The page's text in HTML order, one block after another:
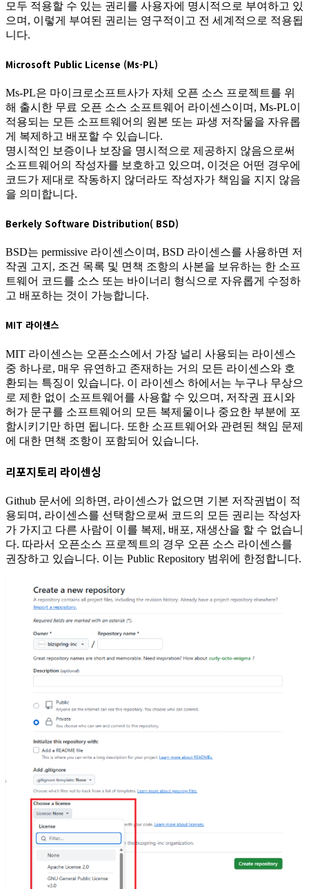
모두 적용할 수 있는 권리를 사용자에 명시적으로 부여하고 있
으며, 이렇게 부여된 권리는 영구적이고 전 세계적으로 적용됩
니다.
Microsoft Public License (Ms-PL)
Ms-PL은 마이크로소프트사가 자체 오픈 소스 프로젝트를 위
해 출시한 무료 오픈 소스 소프트웨어 라이센스이며, Ms-PL이
적용되는 모든 소프트웨어의 원본 또는 파생 저작물을 자유롭
게 복제하고 배포할 수 있습니다.
명시적인 보증이나 보장을 명시적으로 제공하지 않음으로써
소프트웨어의 작성자를 보호하고 있으며, 이것은 어떤 경우에
코드가 제대로 작동하지 않더라도 작성자가 책임을 지지 않음
을 의미합니다.
Berkely Software Distribution( BSD)
BSD는 permissive 라이센스이며, BSD 라이센스를 사용하면 저
작권 고지, 조건 목록 및 면책 조항의 사본을 보유하는 한 소프
트웨어 코드를 소스 또는 바이너리 형식으로 자유롭게 수정하
고 배포하는 것이 가능합니다.
MIT 라이센스
MIT 라이센스는 오픈소스에서 가장 널리 사용되는 라이센스
중 하나로, 매우 유연하고 존재하는 거의 모든 라이센스와 호
환되는 특징이 있습니다. 이 라이센스 하에서는 누구나 무상으
로 제한 없이 소프트웨어를 사용할 수 있으며, 저작권 표시와
허가 문구를 소프트웨어의 모든 복제물이나 중요한 부분에 포
함시키기만 하면 됩니다. 또한 소프트웨어와 관련된 책임 문제
에 대한 면책 조항이 포함되어 있습니다.
리포지토리 라이센싱
Github 문서에 의하면, 라이센스가 없으면 기본 저작권법이 적
용되며, 라이센스를 선택함으로써 코드의 모든 권리는 작성자
가 가지고 다른 사람이 이를 복제, 배포, 재생산을 할 수 없습니
다. 따라서 오픈소스 프로젝트의 경우 오픈 소스 라이센스를
권장하고 있습니다. 이는 Public Repository 범위에 한정합니다.